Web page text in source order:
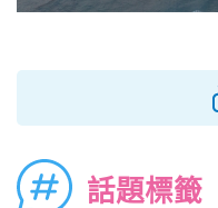
話題標籤